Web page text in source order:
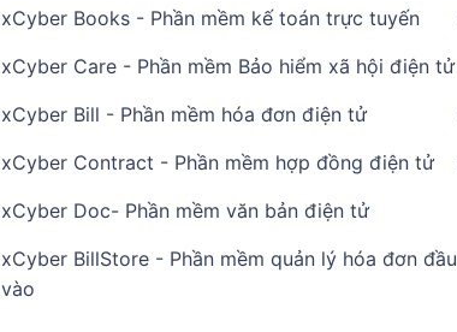
xCyber Books - Phần mềm kế toán trực tuyến
xCyber Care - Phần mềm Bảo hiểm xã hội điện tử
xCyber Bill - Phần mềm hóa đơn điện tử
xCyber Contract - Phần mềm hợp đồng điện tử
xCyber Doc- Phần mềm văn bản điện tử
xCyber BillStore - Phần mềm quản lý hóa đơn đầu
vào